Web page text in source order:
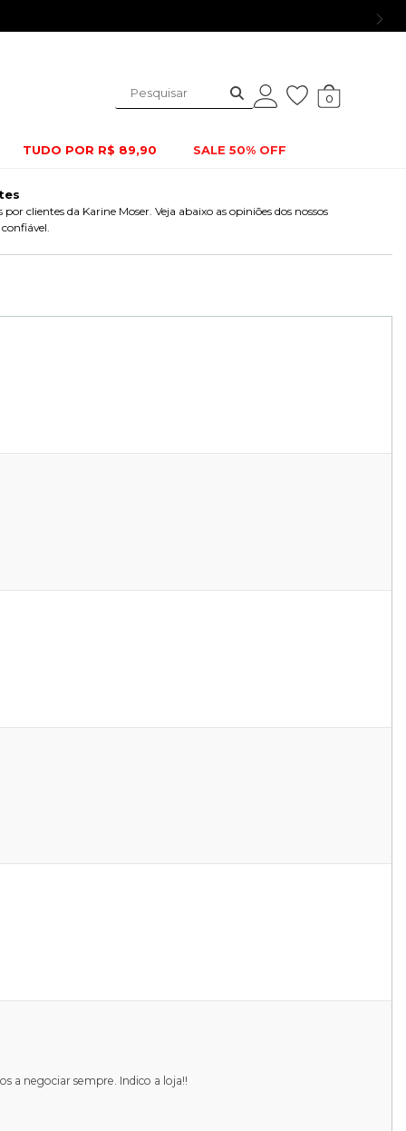
0
TUDO POR R$ 89,90 SALE 50% OFF
por clientes da Karine Moser. Veja abaixo as opiniões dos nossos
a negociar sempre. Indico a loja!!